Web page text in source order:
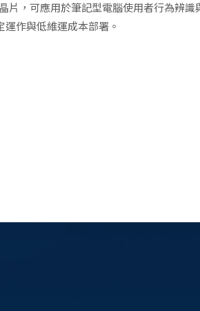
晶片，可應用於筆記型電腦使用者行為
運作與低維運成本部署。